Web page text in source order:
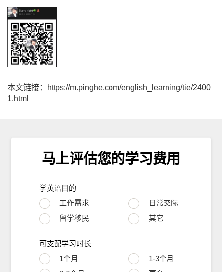
本文链接：https://m.pinghe.com/english_learning/tie/2400
1.html
马上评估您的学习费用
学英语目的
工作需求
日常交际
留学移民
其它
可支配学习时长
1个月
1-3个月